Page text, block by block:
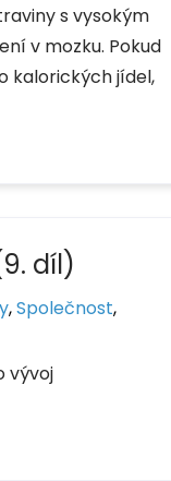
s vysokým
v mozku. Pokud
kalorických jídel,
díl)
,Společnost,
vývoj